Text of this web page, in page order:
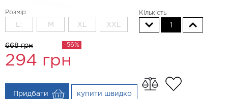
Розмір
L: M XL XXL
Кількість
668 грн
294 грн
-56%
Придбати купити швидко